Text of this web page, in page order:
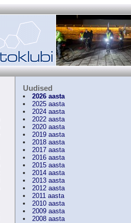
Uudised
2026 aasta
2025 aasta
2024 aasta
2022 aasta
2020 aasta
2019 aasta
2018 aasta
2017 aasta
2016 aasta
2015 aasta
2014 aasta
2013 aasta
2012 aasta
2011 aasta
2010 aasta
2009 aasta
2008 aasta